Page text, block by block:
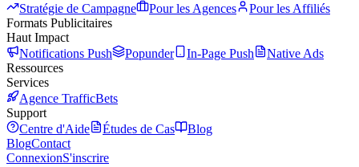
Stratégie de Campagne
Pour les Agences
Pour les Affiliés
Formats Publicitaires
Haut Impact
Notifications Push
Popunder In-Page Push
Native Ads
Ressources
Services
Agence TrafficBets
Support
Centre d'Aide
Études de Cas
Blog
BlogContact
ConnexionS'inscrire